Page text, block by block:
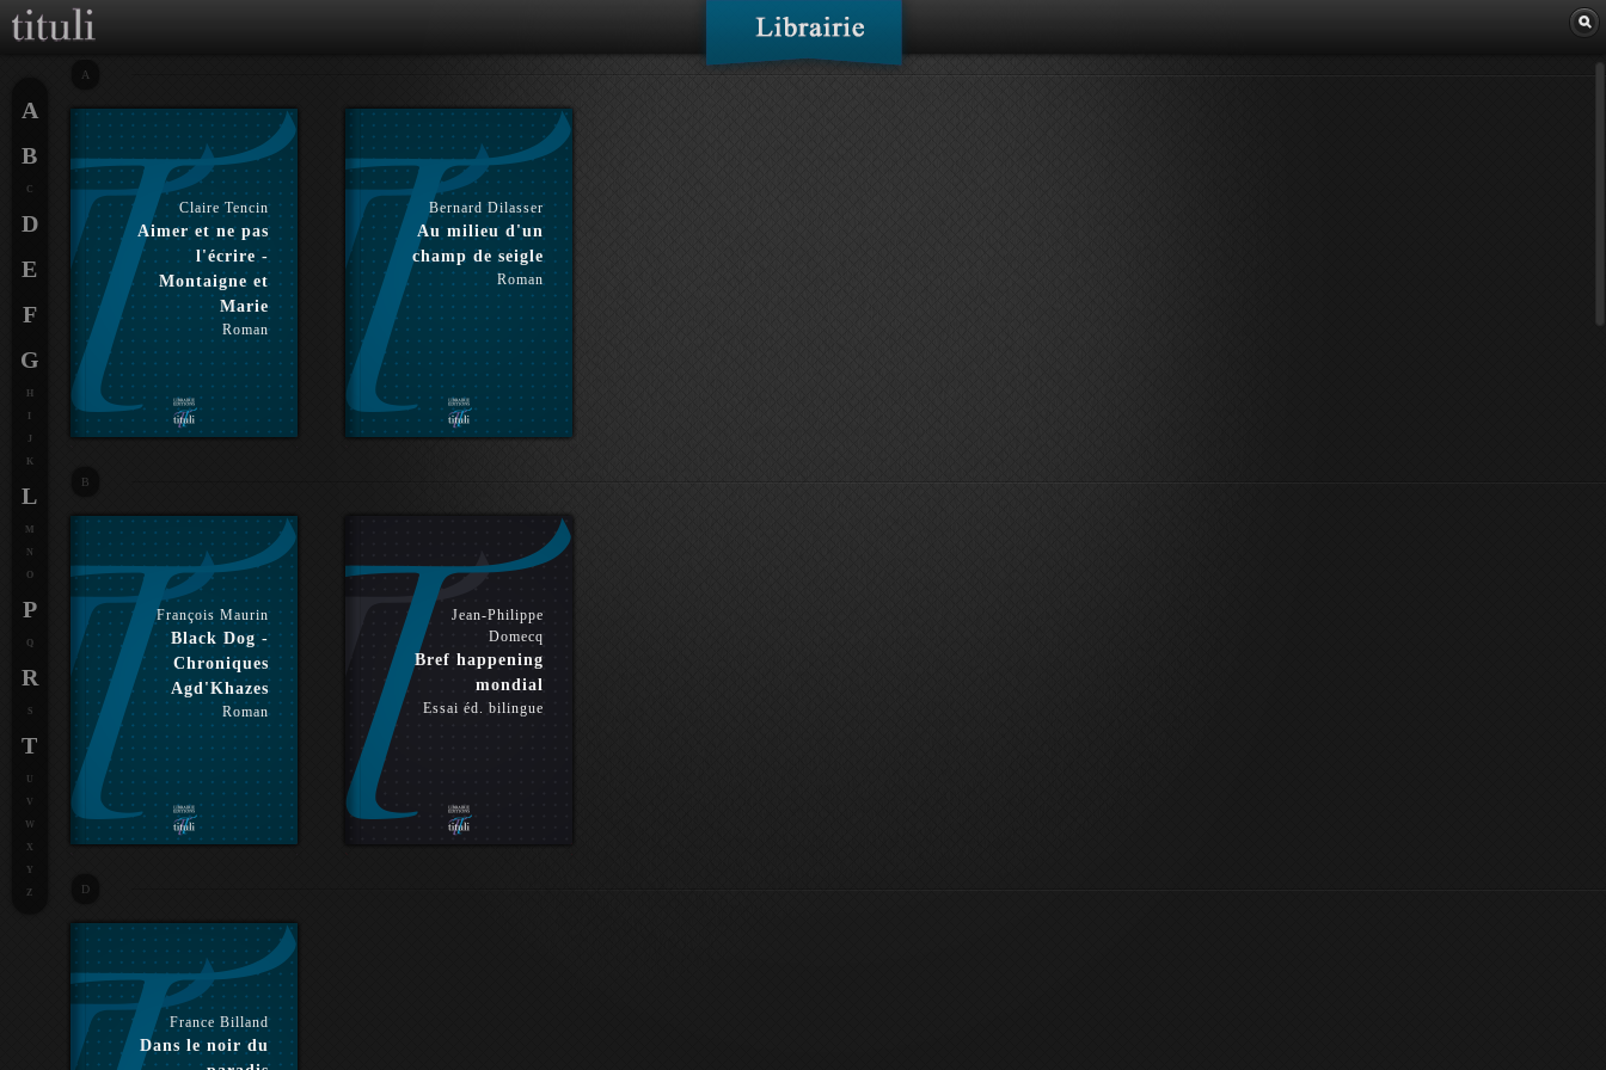
A
Claire Tencin
Aimer et ne pas
l'écrire -
Montaigne et
Marie
Roman
Bernard Dilasser
Au milieu d'un
champ de seigle
Roman
B
François Maurin
Black Dog -
Chroniques
Agd'Khazes
Roman
Jean-Philippe
Domecq
Bref happening
mondial
Essai éd. bilingue
D
France Billand
Dans le noir du
A
B
C
D
E
F
G
J
K
L
M
N
O
P
Q
R
S
T
U
V
W
X
Y
Z